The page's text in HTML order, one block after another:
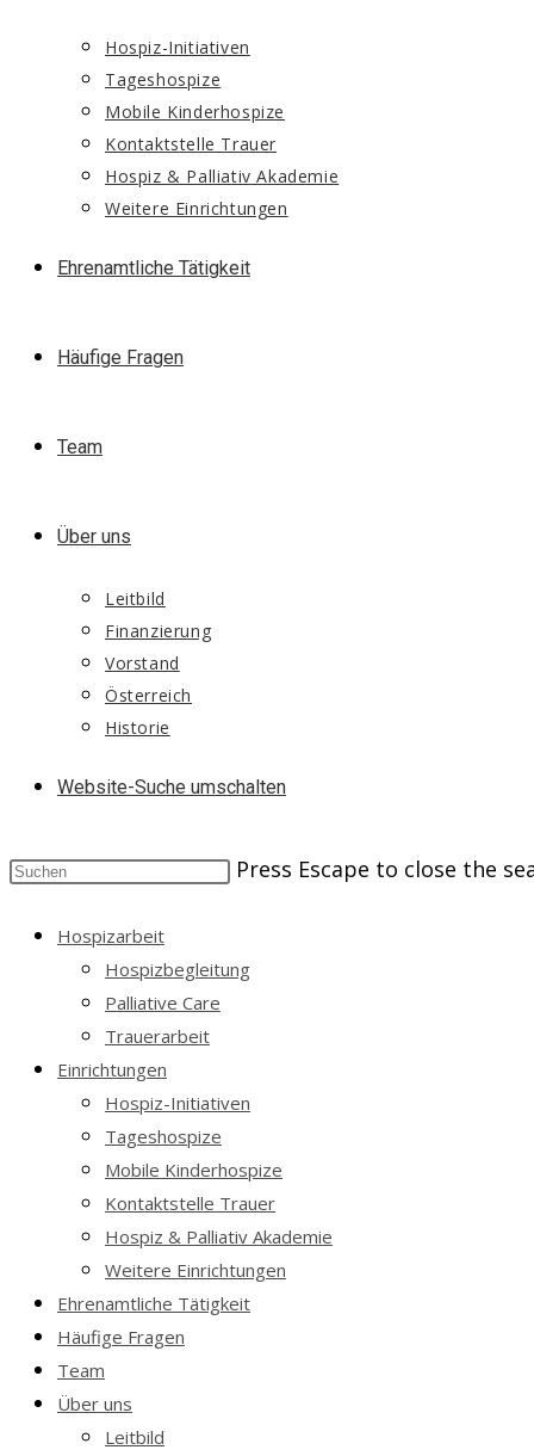
Hospiz-Initiativen
Tageshospize
Mobile Kinderhospize
Kontaktstelle Trauer
Hospiz & Palliativ Akademie
Weitere Einrichtungen
Ehrenamtliche Tätigkeit
Häufige Fragen
Team
Über uns
Leitbild
Finanzierung
Vorstand
Österreich
Historie
Website-Suche umschalten
Press Escape to close the
Hospizarbeit
Hospizbegleitung
Palliative Care
Trauerarbeit
Einrichtungen
Hospiz-Initiativen
Tageshospize
Mobile Kinderhospize
Kontaktstelle Trauer
Hospiz & Palliativ Akademie
Weitere Einrichtungen
Ehrenamtliche Tätigkeit
Häufige Fragen
Team
Über uns
Leitbild